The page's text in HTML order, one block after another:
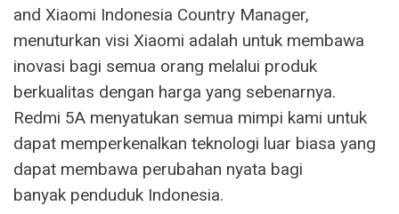
and Xiaomi Indonesia Country Manager,
menuturkan visi Xiaomi adalah untuk membawa
inovasi bagi semua orang melalui produk
berkualitas dengan harga yang sebenarnya.
Redmi 5A menyatukan semua mimpi kami untuk
dapat memperkenalkan teknologi luar biasa yang
dapat membawa perubahan nyata bagi
banyak penduduk Indonesia.